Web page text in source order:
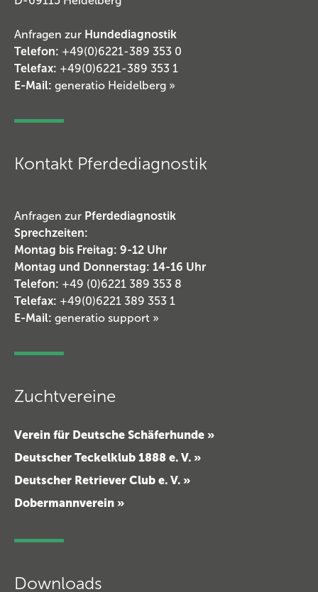
Anfragen zur Hundediagnostik
Telefon: +49(0)6221-389 353 0
Telefax: +49(0)6221-389 353 1
E-Mail: generatio Heidelberg »
Kontakt Pferdediagnostik
Anfragen zur Pferdediagnostik
Sprechzeiten:
Montag bis Freitag: 9-12 Uhr
Montag und Donnerstag: 14-16 Uhr
Telefon: +49 (0)6221 389 353 8
Telefax: +49(0)6221 389 353 1
E-Mail: generatio support »
Zuchtvereine
Verein für Deutsche Schäferhunde »
Deutscher Teckelklub 1888 e. V. »
Deutscher Retriever Club e. V. »
Dobermannverein »
Downloads